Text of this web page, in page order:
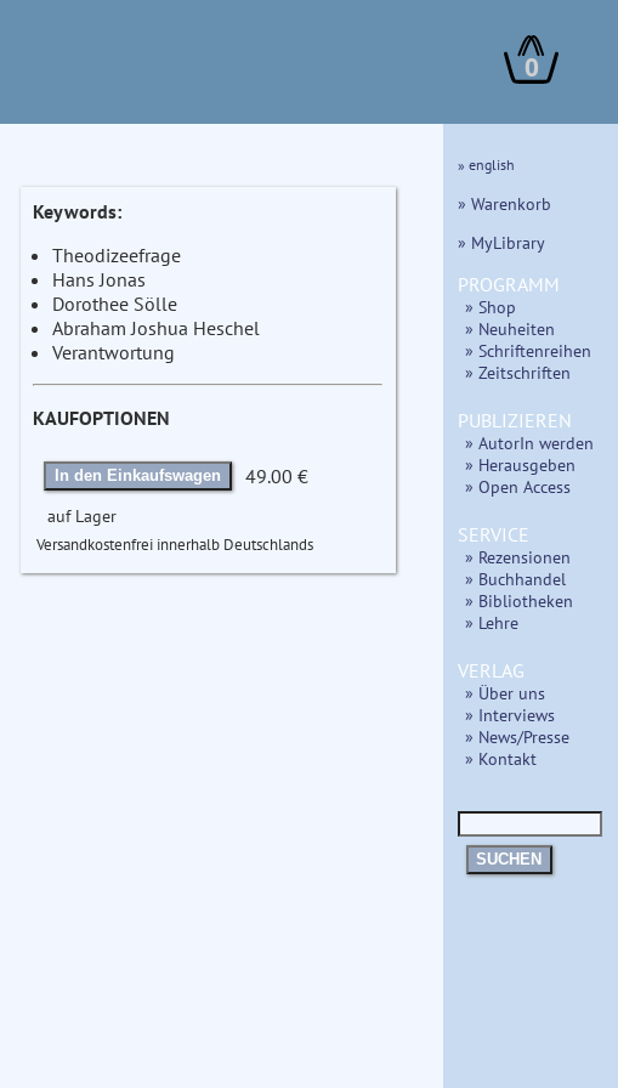
0
Keywords:
Theodizeefrage
Hans Jonas
Dorothee Sölle
Abraham Joshua Heschel
Verantwortung
KAUFOPTIONEN
In den Einkaufswagen 49.00 €
auf Lager
Versandkostenfrei innerhalb Deutschlands
» english
» Warenkorb
» MyLibrary
PROGRAMM
» Shop
» Neuheiten
» Schriftenreihen
» Zeitschriften
PUBLIZIEREN
» AutorIn werden
» Herausgeben
» Open Access
SERVICE
» Rezensionen
» Buchhandel
» Bibliotheken
» Lehre
VERLAG
» Über uns
» Interviews
» News/Presse
» Kontakt
SUCHEN